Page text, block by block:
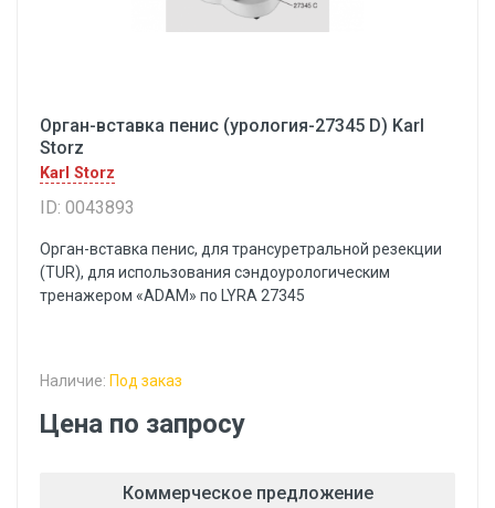
Орган-вставка пенис (урология-27345 D) Karl
Storz
Karl Storz
ID: 0043893
Орган-вставка пенис, для трансуретральной резекции
(TUR), для использования сэндоурологическим
тренажером «ADAM» по LYRA 27345
Наличие: Под заказ
Цена по запросу
Коммерческое предложение